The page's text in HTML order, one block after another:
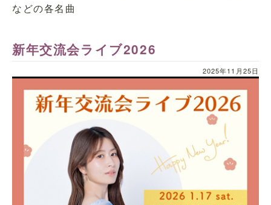
などの各名曲
新年交流会ライブ2026
2025年11月25日